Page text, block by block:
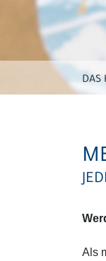
DAS
Als